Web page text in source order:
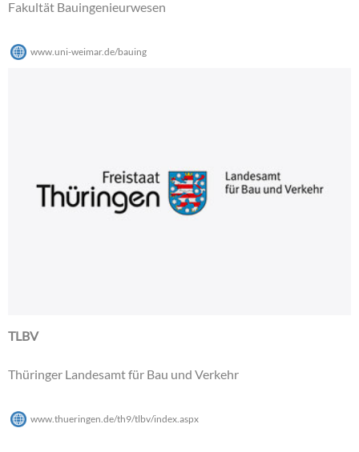
Fakultät Bauingenieurwesen
www.uni-weimar.de/bauing
TLBV
Thüringer Landesamt für Bau und Verkehr
www.thueringen.de/th9/tlbv/index.aspx